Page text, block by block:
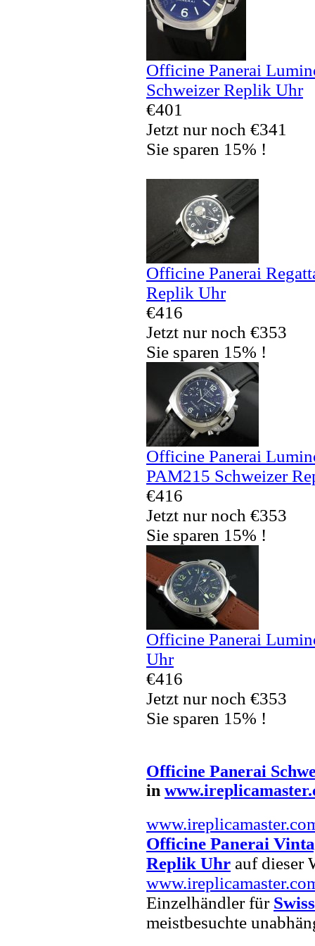
Officine Panerai
Schweizer Replik Uhr
€401
Jetzt nur noch €341
Sie sparen 15% !
Officine Panerai
Replik Uhr
€416
Jetzt nur noch €353
Sie sparen 15% !
Officine Panerai
PAM215 Schweizer
€416
Jetzt nur noch €353
Sie sparen 15% !
Officine Panerai
Uhr
€416
Jetzt nur noch €353
Sie sparen 15% !
Officine Panerai
in
Officine Panerai
Replik Uhr auf dieser
Einzelhändler für
meistbesuchte